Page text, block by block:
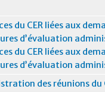
du CER liées aux
d’évaluation
du CER liées aux
d’évaluation
des réunions du